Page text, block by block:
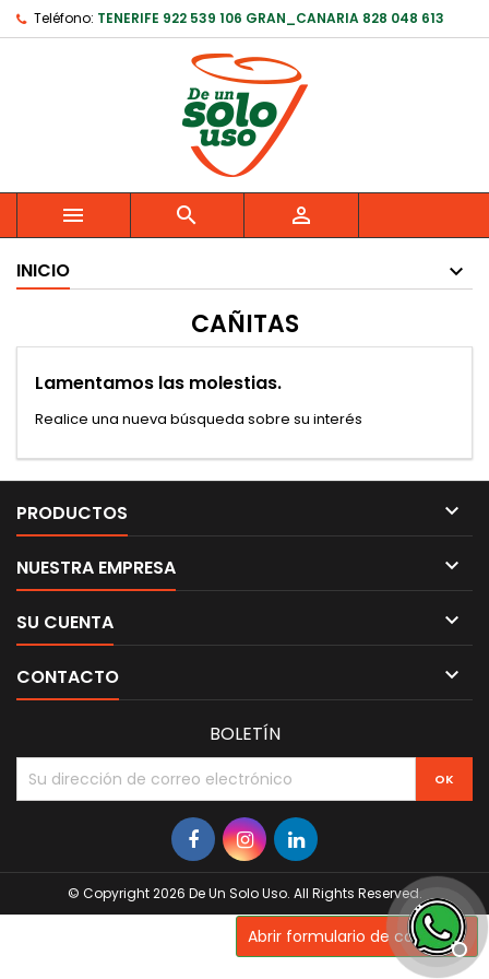
Teléfono: TENERIFE 922 539 106 GRAN_CANARIA 828 048 613
  
INICIO
CAÑITAS
Lamentamos las molestias.
Realice una nueva búsqueda sobre su interés
PRODUCTOS 
NUESTRA EMPRESA 
SU CUENTA 
CONTACTO 
Abrir formulario de contacto
BOLETÍN
© Copyright 2026 De Un Solo Uso. All Rights Reserved.